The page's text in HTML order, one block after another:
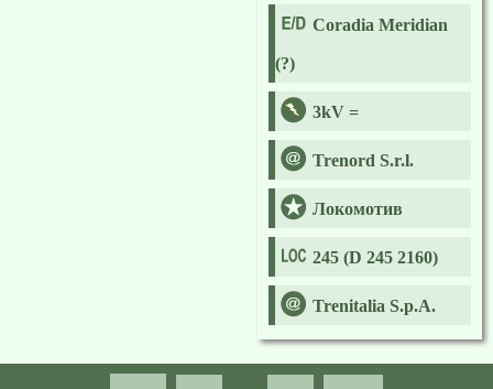
Coradia Meridian
(?)
3kV =
Trenord S.r.l.
Локомотив
245 (D 245 2160)
Trenitalia S.p.A.